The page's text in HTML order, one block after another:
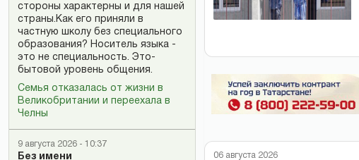
стороны характерны и для нашей
страны.Как его приняли в
частную школу без специального
образования? Носитель языка -
это не специальность. Это-
бытовой уровень общения.
Семья отказалась от жизни в
Великобритании и переехала в
Челны
9 августа 2026 - 10:37
Без имени
06 августа 2026